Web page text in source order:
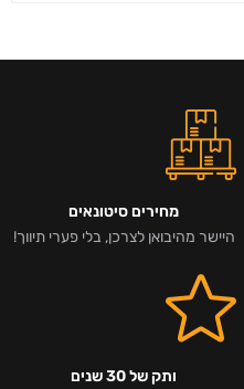
מחירים סיטונאים
היישר מהיבואן לצרכן, בלי פערי תיווך!
ותק של 30 שנים